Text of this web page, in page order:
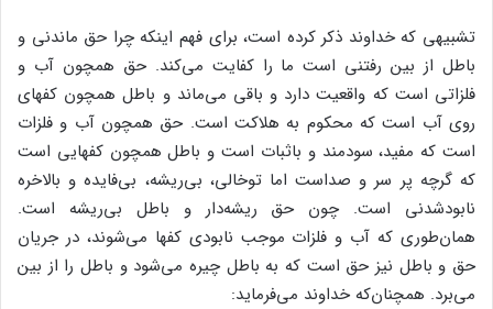
تشبیهى که خداوند ذکر کرده است، براى فهم اینکه چرا حق ماندنى و
باطل از بین رفتنى است ما را کفایت مى‌‌کند. حق همچون آب و
فلزاتى است که واقعیت دارد و باقى مى‌‌ماند و باطل همچون کفهاى
روى آب است که محکوم به هلاکت است. حق همچون آب و فلزات
است که مفید، سودمند و باثبات است و باطل همچون کفهایى است
که گرچه پر سر و صداست اما توخالى، بى‌‌ریشه، بى‌‌فایده و بالاخره
نابودشدنى است. چون حق ریشه‌‌دار و باطل بى‌‌ریشه است.
همان‌‌طورى که آب و فلزات موجب نابودى کفها مى‌‌شوند، در جریان
حق و باطل نیز حق است که به باطل چیره مى‌‌شود و باطل را از بین
مى‌‌برد. همچنان‌‌که خداوند مى‌‌فرماید: